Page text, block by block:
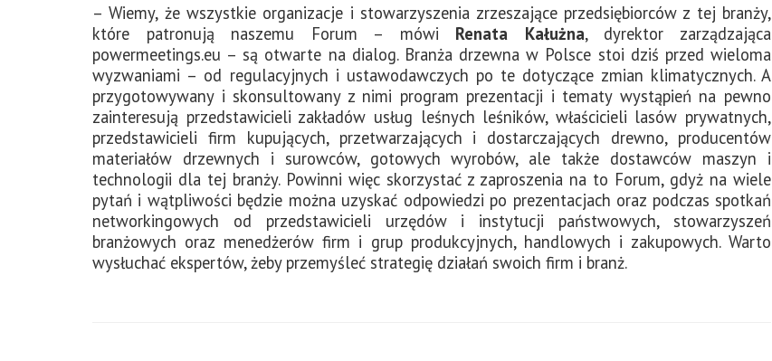
– Wiemy, że wszystkie organizacje i stowarzyszenia zrzeszające przedsiębiorców z tej branży,
które patronują naszemu Forum – mówi Renata Kałużna, dyrektor zarządzająca
powermeetings.eu – są otwarte na dialog. Branża drzewna w Polsce stoi dziś przed wieloma
wyzwaniami – od regulacyjnych i ustawodawczych po te dotyczące zmian klimatycznych. A
przygotowywany i skonsultowany z nimi program prezentacji i tematy wystąpień na pewno
zainteresują przedstawicieli zakładów usług leśnych leśników, właścicieli lasów prywatnych,
przedstawicieli firm kupujących, przetwarzających i dostarczających drewno, producentów
materiałów drzewnych i surowców, gotowych wyrobów, ale także dostawców maszyn i
technologii dla tej branży. Powinni więc skorzystać z zaproszenia na to Forum, gdyż na wiele
pytań i wątpliwości będzie można uzyskać odpowiedzi po prezentacjach oraz podczas spotkań
networkingowych od przedstawicieli urzędów i instytucji państwowych, stowarzyszeń
branżowych oraz menedżerów firm i grup produkcyjnych, handlowych i zakupowych. Warto
wysłuchać ekspertów, żeby przemyśleć strategię działań swoich firm i branż.